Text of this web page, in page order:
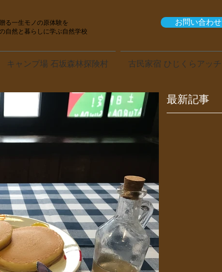
る一生モノの原体験を
自然と暮らしに学ぶ自然学校
お問い合わせ
キャンプ場 石坂森林探険村 古民家宿 ひじくらアッチ
最新記事